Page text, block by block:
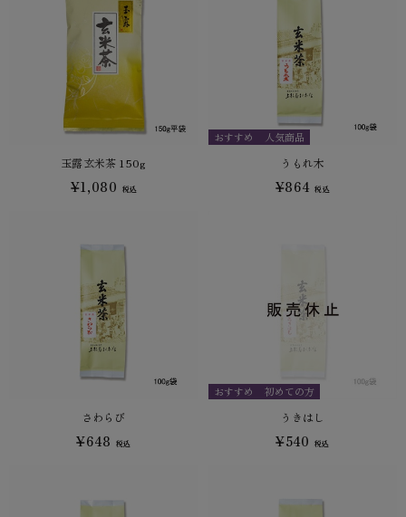
玉露玄米茶 150g
¥1,080 税込
おすすめ 人気商品
うもれ木
¥864税込
さわらび
¥648 税込
おすすめ 初めての方
うきはし
¥540 税込